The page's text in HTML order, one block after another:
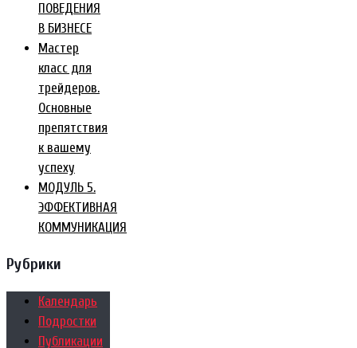
ПОВЕДЕНИЯ
В БИЗНЕСЕ
Мастер
класс для
трейдеров.
Основные
препятствия
к вашему
успеху
МОДУЛЬ 5.
ЭФФЕКТИВНАЯ
КОММУНИКАЦИЯ
Рубрики
Календарь
Подростки
Публикации